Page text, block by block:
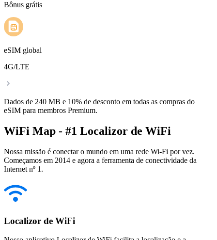
Bônus grátis
eSIM global
4G/LTE
Dados de 240 MB e 10% de desconto em todas as compras do
eSIM para membros Premium.
WiFi Map - #1 Localizor de WiFi
Nossa missão é conectar o mundo em uma rede Wi-Fi por vez.
Começamos em 2014 e agora a ferramenta de conectividade da
Internet nº 1.
Localizor de WiFi